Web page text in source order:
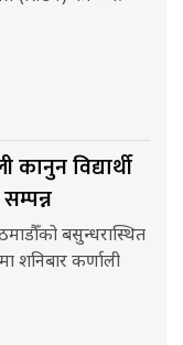
विद्यार्थी
बसुन्धरास्थित
शनिबार कर्णाली